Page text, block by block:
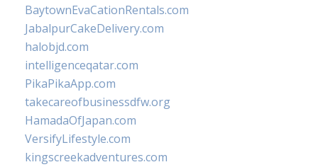
BaytownEvaCationRentals.com
JabalpurCakeDelivery.com
halobjd.com
intelligenceqatar.com
PikaPikaApp.com
takecareofbusinessdfw.org
HamadaOfJapan.com
VersifyLifestyle.com
kingscreekadventures.com